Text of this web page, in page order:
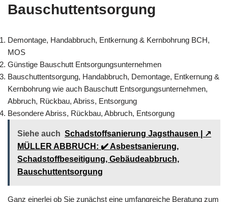
Bauschuttentsorgung
Demontage, Handabbruch, Entkernung & Kernbohrung BCH,
MOS
Günstige Bauschutt Entsorgungsunternehmen
Bauschuttentsorgung, Handabbruch, Demontage, Entkernung &
Kernbohrung wie auch Bauschutt Entsorgungsunternehmen,
Abbruch, Rückbau, Abriss, Entsorgung
Besondere Abriss, Rückbau, Abbruch, Entsorgung
Siehe auch Schadstoffsanierung Jagsthausen | ↗️
MÜLLER ABBRUCH: ✔️ Asbestsanierung,
Schadstoffbeseitigung, Gebäudeabbruch,
Bauschuttentsorgung
Ganz einerlei ob Sie zunächst eine umfangreiche Beratung zum